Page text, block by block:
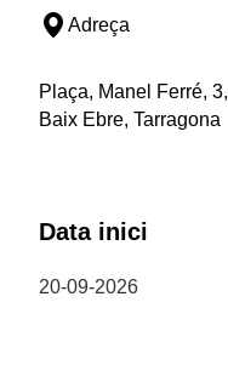
Adreça
Plaça, Manel Ferré,
Baix Ebre, Tarragona
Data inici
20-09-2026